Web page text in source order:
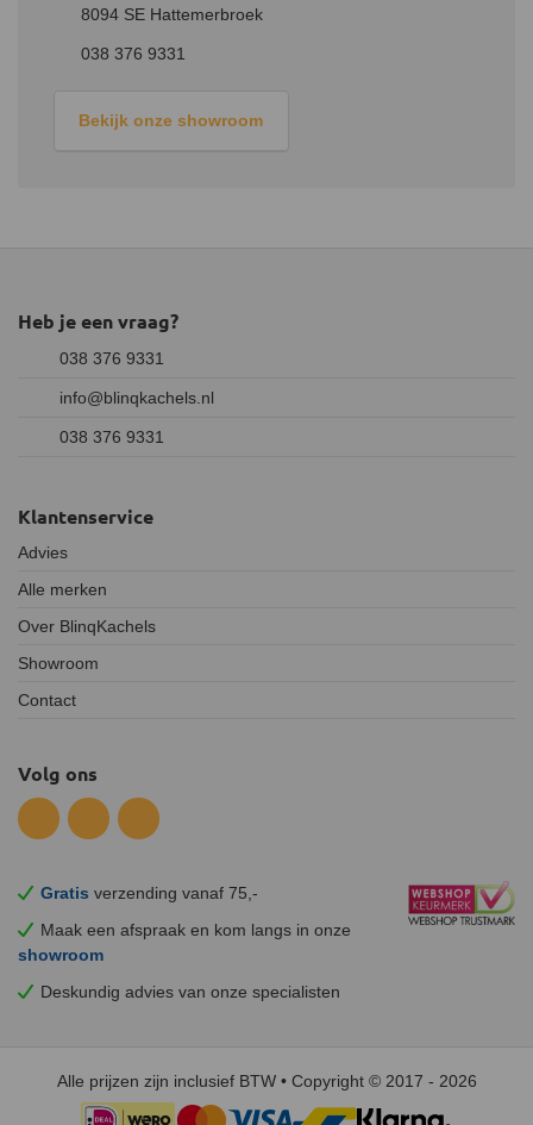
8094 SE Hattemerbroek
038 376 9331
Bekijk onze showroom
Gratis verzending vanaf 75,-
Maak een afspraak en kom langs in onze
showroom
Deskundig advies van onze specialisten
Heb je een vraag?
038 376 9331
info@blinqkachels.nl
038 376 9331
Klantenservice
Advies
Alle merken
Over BlinqKachels
Showroom
Contact
Volg ons
Alle prijzen zijn inclusief BTW • Copyright © 2017 - 2026